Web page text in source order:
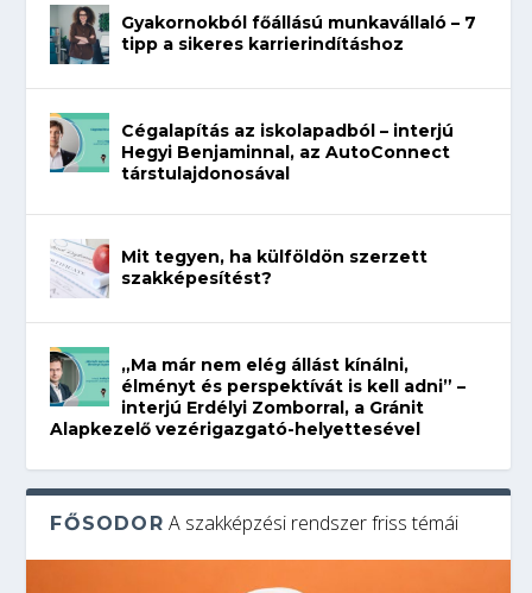
Gyakornokból főállású munkavállaló – 7
tipp a sikeres karrierindításhoz
Cégalapítás az iskolapadból – interjú
Hegyi Benjaminnal, az AutoConnect
társtulajdonosával
Mit tegyen, ha külföldön szerzett
szakképesítést?
„Ma már nem elég állást kínálni,
élményt és perspektívát is kell adni” –
interjú Erdélyi Zomborral, a Gránit
Alapkezelő vezérigazgató-helyettesével
FŐSODOR A szakképzési rendszer friss témái